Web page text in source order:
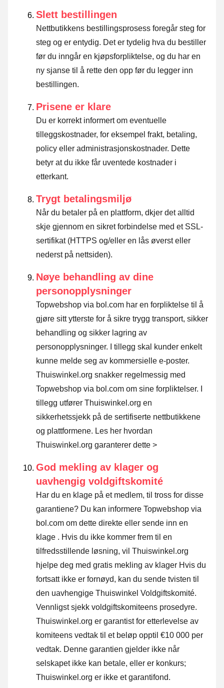
Slett bestillingen
Nettbutikkens bestillingsprosess foregår steg for
steg og er entydig. Det er tydelig hva du bestiller
før du inngår en kjøpsforpliktelse, og du har en
ny sjanse til å rette den opp før du legger inn
bestillingen.
Prisene er klare
Du er korrekt informert om eventuelle
tilleggskostnader, for eksempel frakt, betaling,
policy eller administrasjonskostnader. Dette
betyr at du ikke får uventede kostnader i
etterkant.
Trygt betalingsmiljø
Når du betaler på en plattform, dkjer det alltid
skje gjennom en sikret forbindelse med et SSL-
sertifikat (HTTPS og/eller en lås øverst eller
nederst på nettsiden).
Nøye behandling av dine
personopplysninger
Topwebshop via bol.com har en forpliktelse til å
gjøre sitt ytterste for å sikre trygg transport, sikker
behandling og sikker lagring av
personopplysninger. I tillegg skal kunder enkelt
kunne melde seg av kommersielle e-poster.
Thuiswinkel.org snakker regelmessig med
Topwebshop via bol.com om sine forpliktelser. I
tillegg utfører Thuiswinkel.org en
sikkerhetssjekk på de sertifiserte nettbutikkene
og plattformene. Les her hvordan
Thuiswinkel.org garanterer dette >
God mekling av klager og
uavhengig voldgiftskomité
Har du en klage på et medlem, til tross for disse
garantiene? Du kan informere Topwebshop via
bol.com om dette direkte eller sende inn en
klage . Hvis du ikke kommer frem til en
tilfredsstillende løsning, vil Thuiswinkel.org
hjelpe deg med gratis mekling av klager Hvis du
fortsatt ikke er fornøyd, kan du sende tvisten til
den uavhengige Thuiswinkel Voldgiftskomité.
Vennligst sjekk voldgiftskomiteens prosedyre.
Thuiswinkel.org er garantist for etterlevelse av
komiteens vedtak til et beløp opptil €10 000 per
vedtak. Denne garantien gjelder ikke når
selskapet ikke kan betale, eller er konkurs;
Thuiswinkel.org er ikke et garantifond.